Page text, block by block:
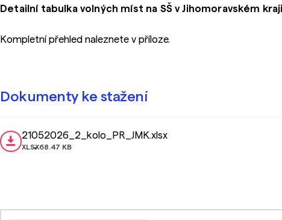
Detailní tabulka volných míst na SŠ v Jihomoravském
Kompletní přehled naleznete v příloze.
Dokumenty ke stažení
21052026_2_kolo_PR_JMK.xlsx
XLSX68.47 KB